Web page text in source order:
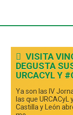
VISITA
DEGUSTA
URCACYL Y
Ya son las IV
las que
Castilla y León